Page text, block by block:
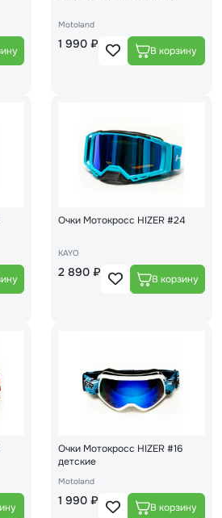
Motoland
1 990 ₽
Очки Мотокросс HIZER #24
KAYO
2 890 ₽
Очки Мотокросс HIZER #16
детские
Motoland
1 990 ₽